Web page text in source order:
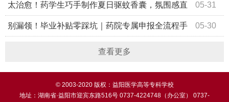
05-31
太治愈！药学生巧手制作夏日驱蚊香囊，氛围感直
接拉满！ 05-30
别漏领！毕业补贴零踩坑｜药院专属申报全流程手
查看更多
© 2003-2020 版权：益阳医学高等专科学校
地址：湖南省·益阳市迎宾东路516号 0737-4224748（办公室） 0737-